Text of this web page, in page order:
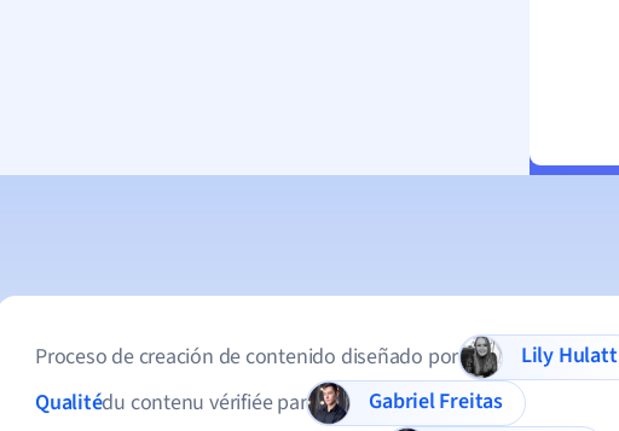
Proceso de creación de contenido diseñado por
Lily Hulatt
Qualitédu contenu vérifiée par
Gabriel Freitas